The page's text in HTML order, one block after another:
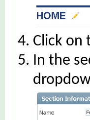
Click on
In the